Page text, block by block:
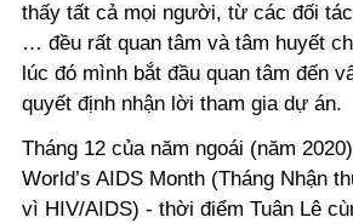
thấy tất cả mọi người, từ các đối
… đều rất quan tâm và tâm huyết
lúc đó mình bắt đầu quan tâm đến
quyết định nhận lời tham gia dự án.
Tháng 12 của năm ngoái (năm
World’s AIDS Month (Tháng Nhận
vì HIV/AIDS) - thời điểm Tuân Lê